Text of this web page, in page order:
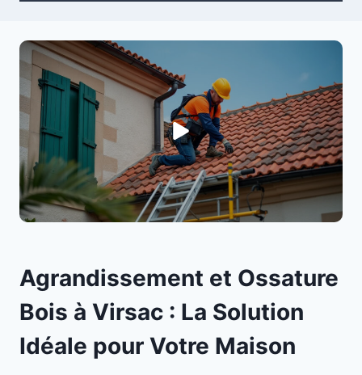
Agrandissement et Ossature
Bois à Virsac : La Solution
Idéale pour Votre Maison